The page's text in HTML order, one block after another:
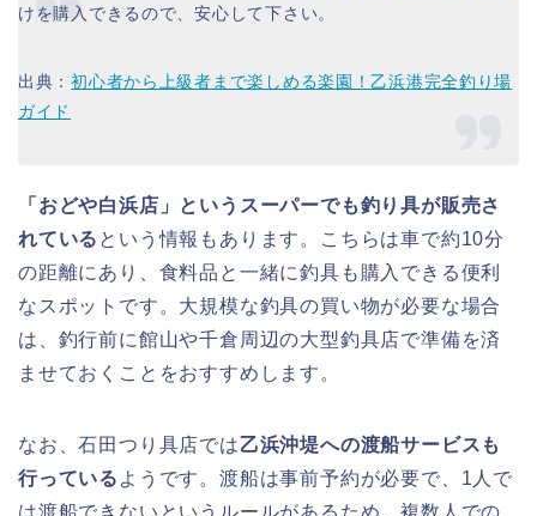
けを購入できるので、安心して下さい。
出典：初心者から上級者まで楽しめる楽園！乙浜港完全釣り場
ガイド
「おどや白浜店」というスーパーでも釣り具が販売さ
れている という情報もあります。こちらは車で約10分
の距離にあり、食料品と一緒に釣具も購入できる便利
なスポットです。大規模な釣具の買い物が必要な場合
は、釣行前に館山や千倉周辺の大型釣具店で準備を済
ませておくことをおすすめします。
なお、石田つり具店では乙浜沖堤への渡船サービスも
行っている ようです。渡船は事前予約が必要で、1人で